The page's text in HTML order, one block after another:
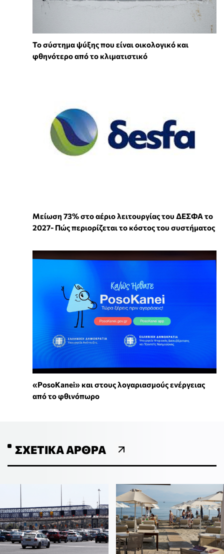
Το σύστημα ψύξης που είναι οικολογικό και
φθηνότερο από το κλιματιστικό
Μείωση 73% στο αέριο λειτουργίας του ΔΕΣΦΑ το
2027- Πώς περιορίζεται το κόστος του συστήματος
«PosoKanei» και στους λογαριασμούς ενέργειας
από το φθινόπωρο
ΣΧΕΤΙΚΆ ΆΡΘΡΑ